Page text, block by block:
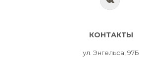
КОНТАКТЫ
ул. Энгельса, 97Б